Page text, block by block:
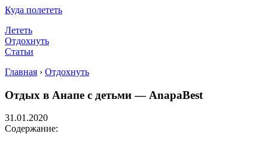
Куда полететь
Лететь
Отдохнуть
Статьи
Главная › Отдохнуть
Отдых в Анапе с детьми — AnapaBest
31.01.2020
Содержание: